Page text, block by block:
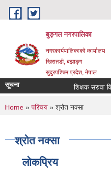
Skip to main content
बुङ्गल नगरपालिका
नगरकार्यपालिकाको कार्यालय
खिरातडी, बझाङ्ग
सुदुरपश्चिम प्रदेश, नेपाल
सूचना शिक्षक सरुवा
You are here
Home » परिचय » श्रोत नक्सा
श्रोत नक्सा
लोकप्रिय